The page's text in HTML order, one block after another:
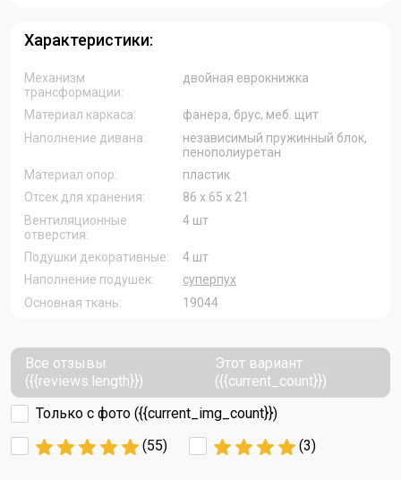
Характеристики:
Механизм
трансформации:
двойная еврокнижка
Материал каркаса:
фанера, брус, меб. щит
Наполнение дивана:
независимый пружинный блок,
пенополиуретан
Материал опор:
пластик
Отсек для хранения:
86 х 65 х 21
Вентиляционные
отверстия:
4 шт
Подушки декоративные:
4 шт
Наполнение подушек:
суперпух
Основная ткань:
19044
Все отзывы
({{reviews.length}})
Этот вариант
({{current_count}})
Только с фото ({{current_img_count}})
(55)
(3)